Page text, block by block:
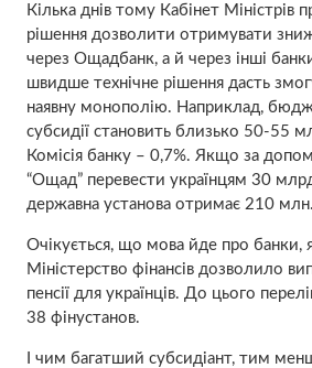
Кілька днів тому Кабінет Міністрів
рішення дозволити отримувати
через Ощадбанк, а й через інші
швидше технічне рішення дасть
наявну монополію. Наприклад,
субсидії становить близько 50-55
Комісія банку – 0,7%. Якщо за
“Ощад” перевести українцям 30
державна установа отримає 210 млн.
Очікується, що мова йде про банки,
Міністерство фінансів дозволило
пенсії для українців. До цього
38 фінустанов.
І чим багатший субсидіант, тим